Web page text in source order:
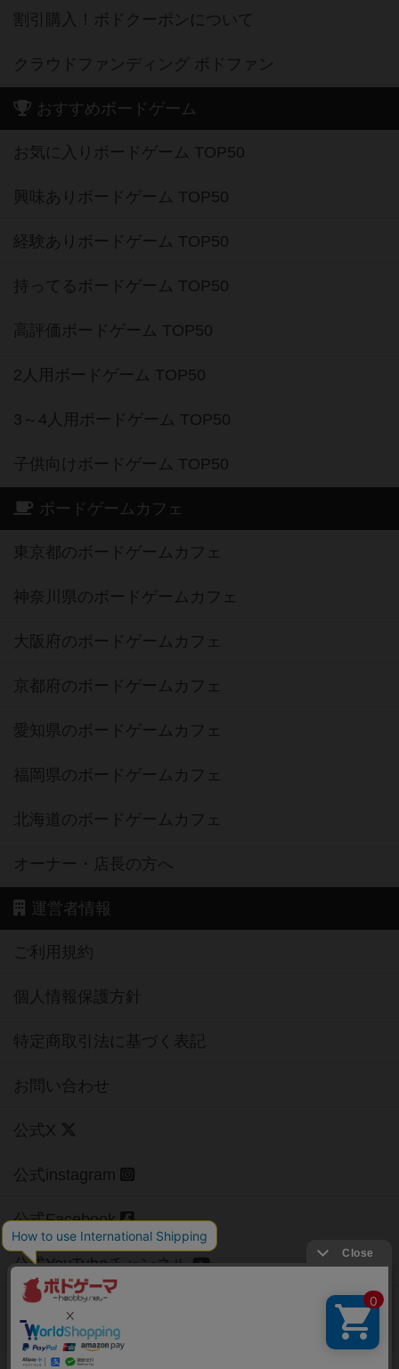
割引購入！ボドクーポンについて
クラウドファンディング ボドファン
おすすめボードゲーム
お気に入りボードゲーム TOP50
興味ありボードゲーム TOP50
経験ありボードゲーム TOP50
持ってるボードゲーム TOP50
高評価ボードゲーム TOP50
2人用ボードゲーム TOP50
3～4人用ボードゲーム TOP50
子供向けボードゲーム TOP50
ボードゲームカフェ
東京都のボードゲームカフェ
神奈川県のボードゲームカフェ
大阪府のボードゲームカフェ
京都府のボードゲームカフェ
愛知県のボードゲームカフェ
福岡県のボードゲームカフェ
北海道のボードゲームカフェ
オーナー・店長の方へ
運営者情報
ご利用規約
個人情報保護方針
特定商取引法に基づく表記
お問い合わせ
公式X
公式instagram
公式Facebook
公式YouTubeチャンネル